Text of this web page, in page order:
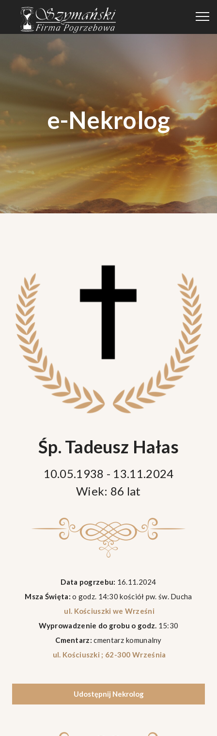
e-Nekrolog
Śp. Tadeusz Hałas
10.05.1938 - 13.11.2024
Wiek: 86 lat
Data pogrzebu: 16.11.2024
Msza Święta: o godz. 14:30 kościół pw. św. Ducha
ul. Kościuszki we Wrześni
Wyprowadzenie do grobu o godz. 15:30
Cmentarz: cmentarz komunalny
ul. Kościuszki ; 62-300 Września
Udostępnij Nekrolog